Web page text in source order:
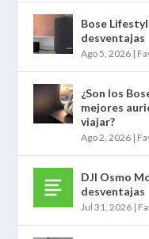
Bose
desventajas
Ago 5, 2026 |
¿Son los
mejores
viajar?
Ago 2, 2026 |
DJI Osmo
desventajas
Jul 31, 2026 |